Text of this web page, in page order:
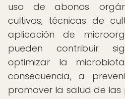
uso de abonos
cultivos, técnicas de
aplicación de
pueden contribuir
optimizar la
consecuencia, a
promover la salud de las